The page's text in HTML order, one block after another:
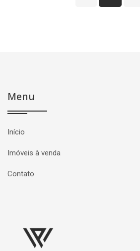
Menu
Início
Imóveis à venda
Contato